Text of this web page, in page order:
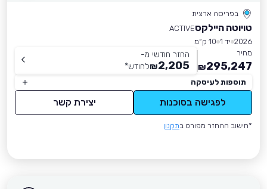
בפריסה ארצית
טויוטה היילקסACTIVE
2026 יד 1
10 ק״מ
מחיר
295,247
₪
החזר חודשי מ-
2,205
₪לחודש*
תוספות לעיסקה
לפגישה בסוכנות יצירת קשר
*חישוב ההחזר מפורט בתקנון